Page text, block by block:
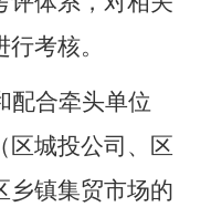
考核。
配合牵头单位
（ 区城投公司、区
乡镇集贸市场的